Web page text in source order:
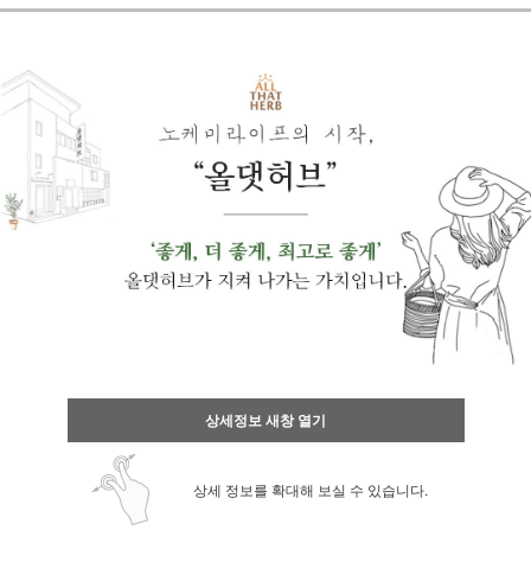
상세정보 새창 열기
상세 정보를 확대해 보실 수 있습니다.